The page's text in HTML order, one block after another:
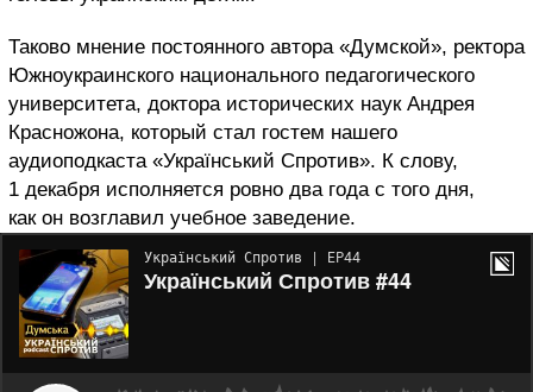
Таково мнение постоянного автора «Думской», ректора
Южноукраинского национального педагогического
университета, доктора исторических наук Андрея
Красножона, который стал гостем нашего
аудиоподкаста «Український Спротив». К слову,
1 декабря исполняется ровно два года с того дня,
как он возглавил учебное заведение.